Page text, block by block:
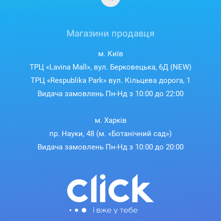
Довготривала автономність та
покриття великої площі
роботи, що дозволяє роботу прибирати великі
приміщення до 120 м² за один цикл. Після розрядки
пилосос автоматично повертається на док-станцію,
Магазини продавця
м. Київ
ТРЦ «Lavina Mall», вул. Берковецька, 6Д (NEW)
ТРЦ «Respublika Park» вул. Кільцева дорога, 1
Видача замовлень Пн-Нд з 10:00 до 22:00
м. Харків
пр. Науки, 48 (м. «Ботанічний сад»)
Видача замовлень Пн-Нд з 10:00 до 20:00